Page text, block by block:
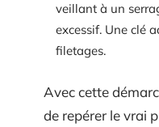
veillant à un
excessif. Une clé
filetages.
Avec cette
de repérer le vrai